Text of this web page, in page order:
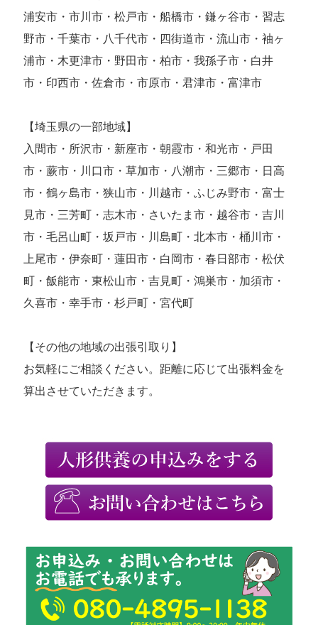
浦安市・市川市・松戸市・船橋市・鎌ヶ谷市・習志
野市・千葉市・八千代市・四街道市・流山市・袖ヶ
浦市・木更津市・野田市・柏市・我孫子市・白井
市・印西市・佐倉市・市原市・君津市・富津市
【埼玉県の一部地域】
入間市・所沢市・新座市・朝霞市・和光市・戸田
市・蕨市・川口市・草加市・八潮市・三郷市・日高
市・鶴ヶ島市・狭山市・川越市・ふじみ野市・富士
見市・三芳町・志木市・さいたま市・越谷市・吉川
市・毛呂山町・坂戸市・川島町・北本市・桶川市・
上尾市・伊奈町・蓮田市・白岡市・春日部市・松伏
町・飯能市・東松山市・吉見町・鴻巣市・加須市・
久喜市・幸手市・杉戸町・宮代町
【その他の地域の出張引取り】
お気軽にご相談ください。距離に応じて出張料金を
算出させていただきます。